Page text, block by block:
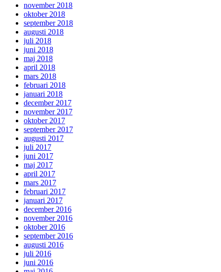
november 2018
oktober 2018
september 2018
augusti 2018
juli 2018
juni 2018
maj 2018
april 2018
mars 2018
februari 2018
januari 2018
december 2017
november 2017
oktober 2017
september 2017
augusti 2017
juli 2017
juni 2017
maj 2017
april 2017
mars 2017
februari 2017
januari 2017
december 2016
november 2016
oktober 2016
september 2016
augusti 2016
juli 2016
juni 2016